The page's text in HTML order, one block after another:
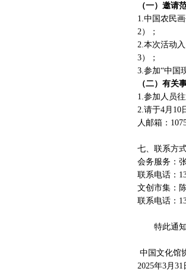
（一）邀请
1.中国农民
2）；
2.本次活动
3）；
3.参加“中国
（二）有关
1.参加人员
2.请于4月10
人邮箱：
七、联系方
会务服务：
联系电话：
文创市集：
联系电话：
特此通
中国文化馆
2025年3月31